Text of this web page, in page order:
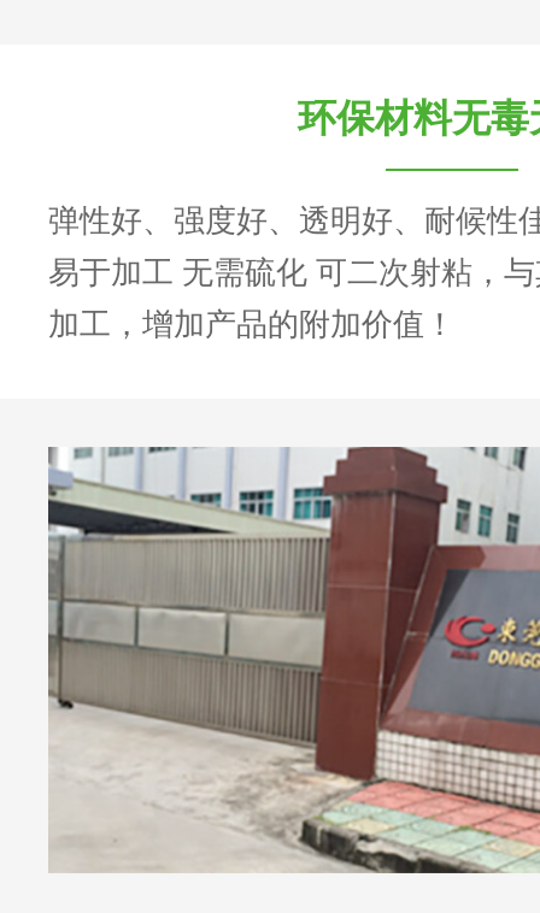
环保材料无毒
弹性好、强度好、透明好、耐候性
易于加工 无需硫化 可二次射粘，
加工，增加产品的附加价值！